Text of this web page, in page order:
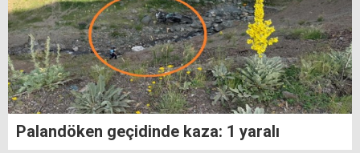
Palandöken geçidinde kaza: 1 yaralı